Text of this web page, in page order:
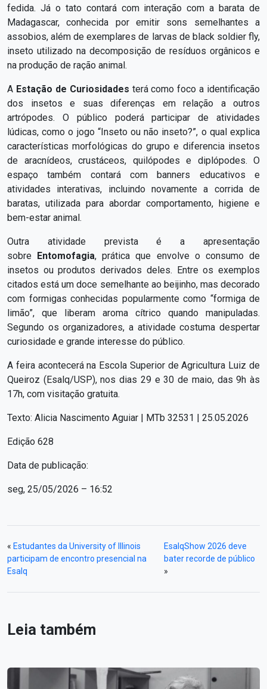
fedida. Já o tato contará com interação com a barata de
Madagascar, conhecida por emitir sons semelhantes a
assobios, além de exemplares de larvas de black soldier fly,
inseto utilizado na decomposição de resíduos orgânicos e
na produção de ração animal.
A Estação de Curiosidades terá como foco a identificação
dos insetos e suas diferenças em relação a outros
artrópodes. O público poderá participar de atividades
lúdicas, como o jogo “Inseto ou não inseto?”, o qual explica
características morfológicas do grupo e diferencia insetos
de aracnídeos, crustáceos, quilópodes e diplópodes. O
espaço também contará com banners educativos e
atividades interativas, incluindo novamente a corrida de
baratas, utilizada para abordar comportamento, higiene e
bem-estar animal.
Outra atividade prevista é a apresentação
sobre Entomofagia, prática que envolve o consumo de
insetos ou produtos derivados deles. Entre os exemplos
citados está um doce semelhante ao beijinho, mas decorado
com formigas conhecidas popularmente como “formiga de
limão”, que liberam aroma cítrico quando manipuladas.
Segundo os organizadores, a atividade costuma despertar
curiosidade e grande interesse do público.
A feira acontecerá na Escola Superior de Agricultura Luiz de
Queiroz (Esalq/USP), nos dias 29 e 30 de maio, das 9h às
17h, com visitação gratuita.
Texto: Alicia Nascimento Aguiar | MTb 32531 | 25.05.2026
Edição 628
Data de publicação:
seg, 25/05/2026 – 16:52
« Estudantes da University of Illinois
participam de encontro presencial na
Esalq
EsalqShow 2026 deve
bater recorde de público
»
Leia também